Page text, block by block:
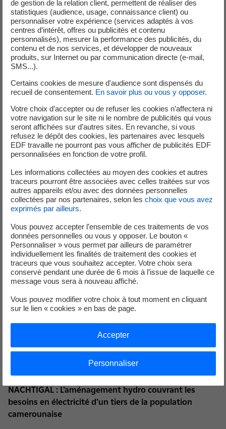
herbe. Les aménagements de la basse Durance ont été
choisis pour référence, présentant des similitudes avec
l’aménagement de Nachtigal en cours de construction : les
7 groupes Francis à axe vertical avec une puissance
unitaire de 60 MW, l’exploitation d’un canal d’amenée de
près de 3,5 km et les problématiques de sûreté
d’exploitation similaires.
Un petit mot sur les cookies
Vous n'avez pas accepté les cookies Youtube.
Nous respectons votre choix en masquant le contenu.
Accepter » pour pouvoir consulter la vidéo.
Un petit mot sur les cookies
Vous n'avez pas accepté les cookies Youtube.
Si vous changez d'avis, il vous suffit de cliquer sur le bouton «
Accepter
NACHTIGAL : L’aménagement hydro couvrant les
besoins en électricité d’un tiers de la population
camerounaise
de gestion de la relation client, permettent de réaliser des
statistiques (audience, usage, connaissance client) ou
personnaliser votre expérience (services adaptés à vos
centres d’intérêt, offres ou publicités et contenu
personnalisés), mesurer la performance des publicités, du
contenu et de nos services, et développer de nouveaux
produits, sur Internet ou par communication directe (e-mail,
SMS...).
Certains cookies de mesure d'audience sont dispensés du
recueil de consentement. En savoir plus ou vous y opposer.
Votre choix d’accepter ou de refuser les cookies n’affectera ni
votre navigation sur le site ni le nombre de publicités qui vous
seront affichées sur d’autres sites. En revanche, si vous
refusez le dépôt des cookies, les partenaires avec lesquels
EDF travaille ne pourront pas vous afficher de publicités EDF
personnalisées en fonction de votre profil.
Les informations collectées au moyen des cookies et autres
traceurs pourront être associées avec celles traitées sur vos
autres appareils et/ou avec des données personnelles
collectées par nos partenaires, selon les choix que vous avez
exprimés par ailleurs.
Vous pouvez accepter l’ensemble de ces traitements de vos
données personnelles ou vous y opposer. Le bouton «
Personnaliser » vous permet par ailleurs de paramétrer
individuellement les finalités de traitement des cookies et
traceurs que vous souhaitez accepter. Votre choix sera
conservé pendant une durée de 6 mois à l’issue de laquelle ce
message vous sera à nouveau affiché.
Vous pouvez modifier votre choix à tout moment en cliquant
sur le lien « cookies » en bas de page.
Personnaliser
Accepter